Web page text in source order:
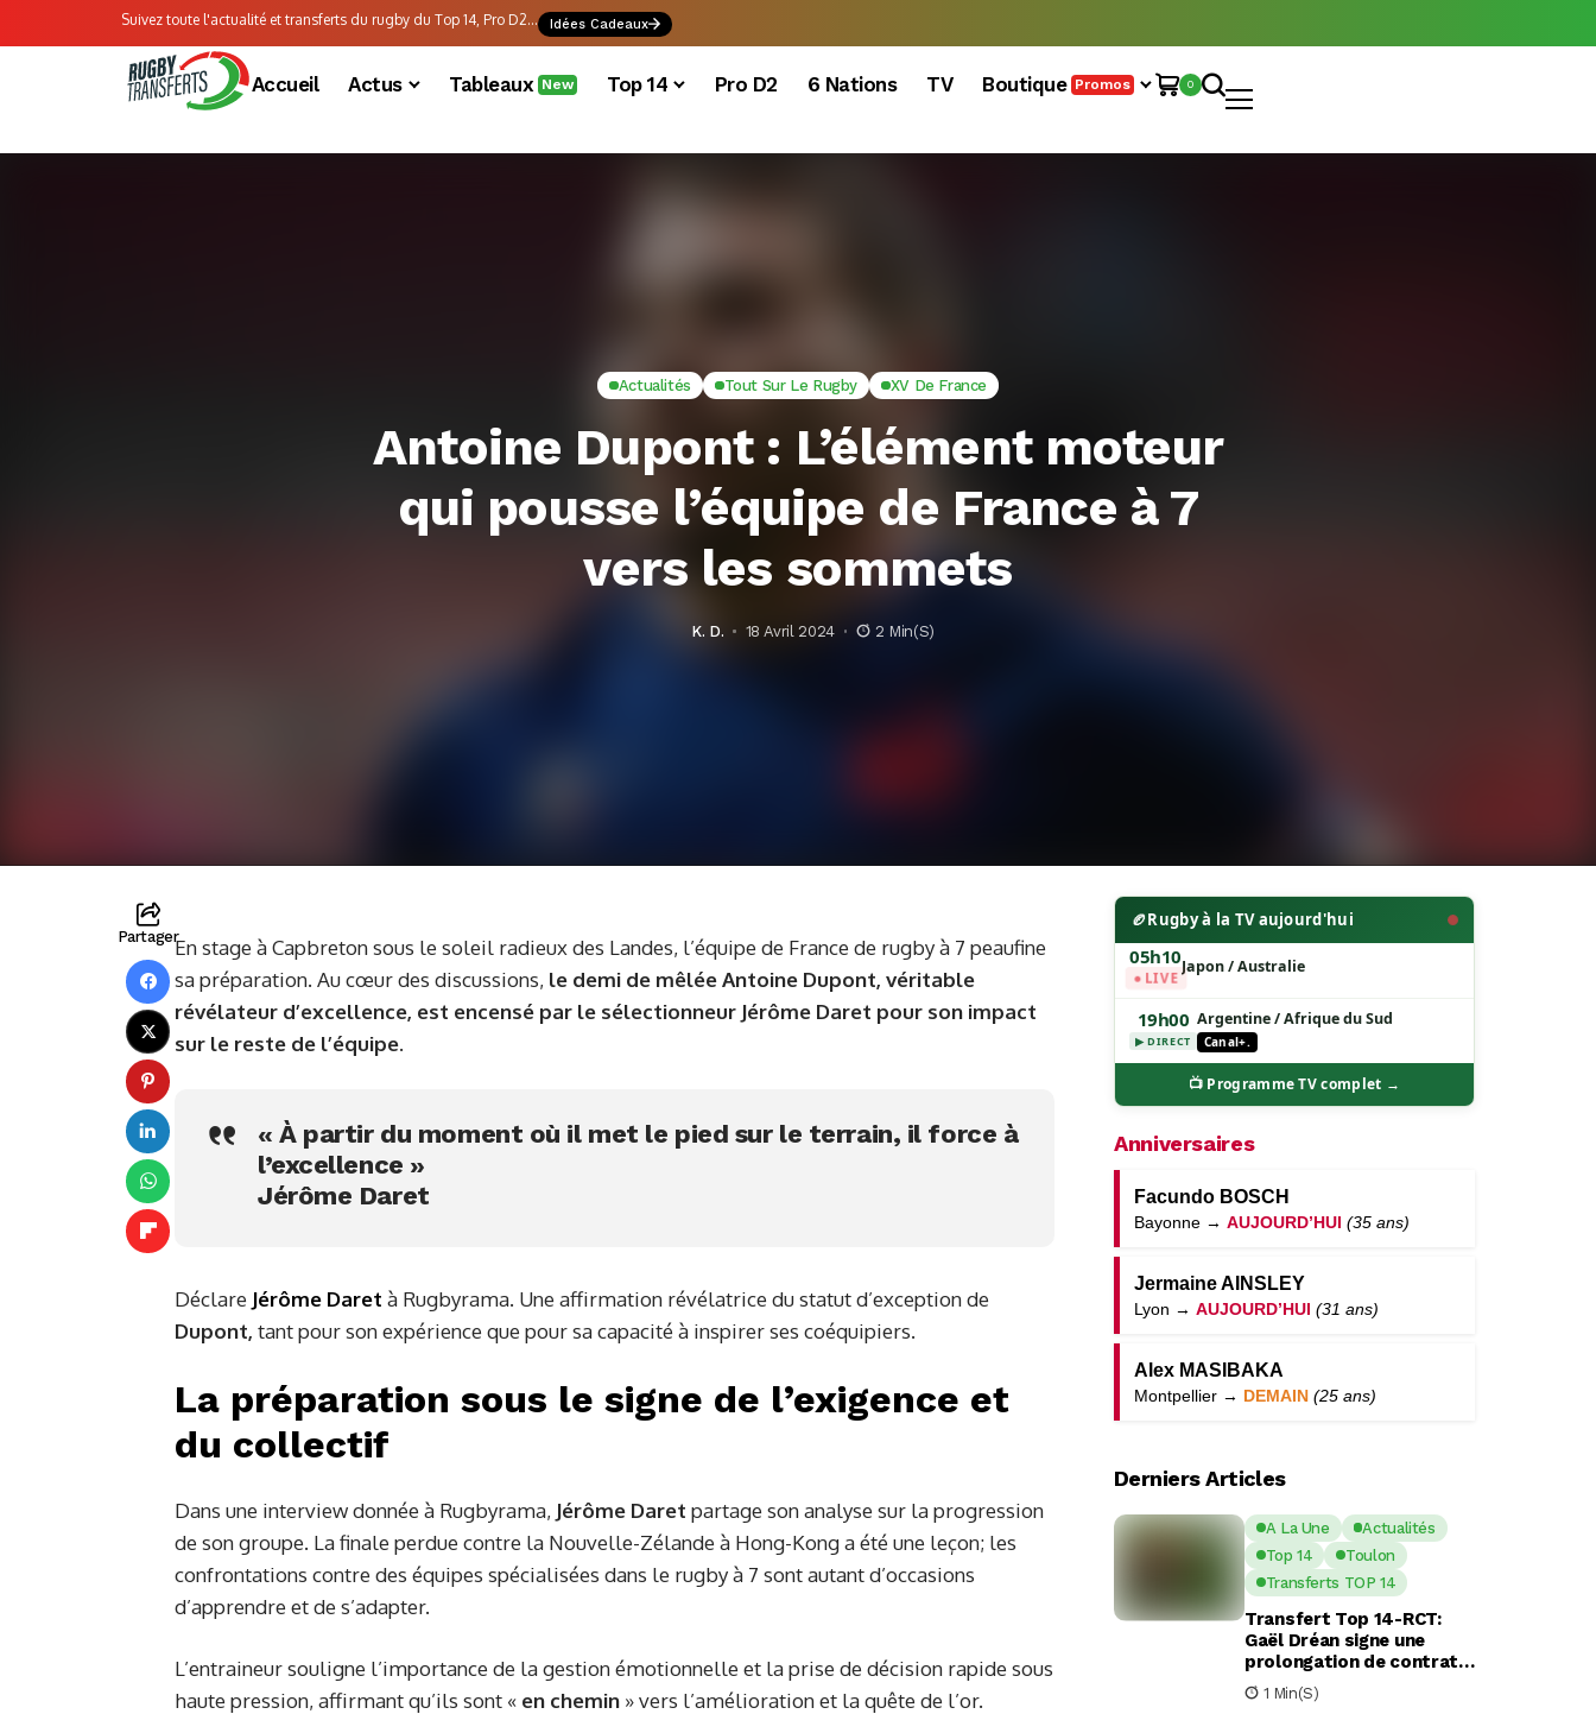
Suivez toute l'actualité et transferts du rugby du Top 14, Pro D2... Idées Cadeaux
Accueil Actus Tableaux New Top 14 Pro D2 6 Nations TV Boutique Promos 0
Actualités Tout Sur Le Rugby XV De France
Antoine Dupont : L’élément moteur
qui pousse l’équipe de France à 7
vers les sommets
K. D. 18 Avril 2024 2 Min(s)
PartagerEn stage à Capbreton sous le soleil radieux des Landes, l’équipe de France de rugby à 7 peaufine
sa préparation. Au cœur des discussions, le demi de mêlée Antoine Dupont, véritable
révélateur d’excellence, est encensé par le sélectionneur Jérôme Daret pour son impact
sur le reste de l’équipe.
« À partir du moment où il met le pied sur le terrain, il force à
l’excellence »
Jérôme Daret
Déclare Jérôme Daret à Rugbyrama. Une affirmation révélatrice du statut d’exception de
Dupont, tant pour son expérience que pour sa capacité à inspirer ses coéquipiers.
La préparation sous le signe de l’exigence et
du collectif
Dans une interview donnée à Rugbyrama, Jérôme Daret partage son analyse sur la progression
de son groupe. La finale perdue contre la Nouvelle-Zélande à Hong-Kong a été une leçon; les
confrontations contre des équipes spécialisées dans le rugby à 7 sont autant d’occasions
d’apprendre et de s’adapter.
L’entraineur souligne l’importance de la gestion émotionnelle et la prise de décision rapide sous
haute pression, affirmant qu’ils sont « en chemin » vers l’amélioration et la quête de l’or.
🏉Rugby à la TV aujourd'hui
05h10
● LIVE
Japon / Australie
19h00
▶ DIRECT
Argentine / Afrique du Sud
Canal+.
📺 Programme TV complet →
Anniversaires
Facundo BOSCH
Bayonne → AUJOURD’HUI (35 ans)
Jermaine AINSLEY
Lyon → AUJOURD’HUI (31 ans)
Alex MASIBAKA
Montpellier → DEMAIN (25 ans)
Derniers Articles
A La Une
Actualités
Top 14
Toulon
Transferts TOP 14
Transfert Top 14-RCT:
Gaël Dréan signe une
prolongation de contrat
avec Toulon jusqu’en 2029
1 Min(s)